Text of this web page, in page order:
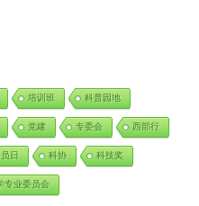
培训班 科普园地
党建 专委会 西部行
日 科协 科技奖
专业委员会